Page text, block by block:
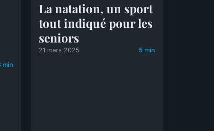
min
La natation, un sport
tout indiqué pour les
seniors
21 mars 2025 5 min